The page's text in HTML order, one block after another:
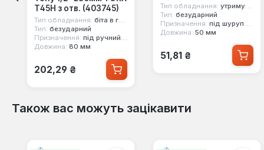
Т45H з отв. (403745)
Тип обладнання: біта в голівці
Тип: безударний
Призначення: під ручний інструмент
Довжина: 80 мм
Звичайна ціна:
202,29 ₴
Тип обладнання: утримувач насадок
Тип: безударний
Призначення: під шуруповерт
Довжина: 50 мм
Звичайна ціна:
51,81 ₴
Також вас можуть зацікавити